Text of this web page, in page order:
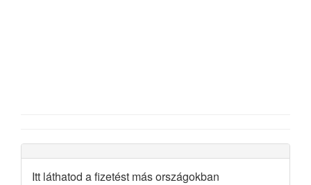
Itt láthatod a fizetést más országokban